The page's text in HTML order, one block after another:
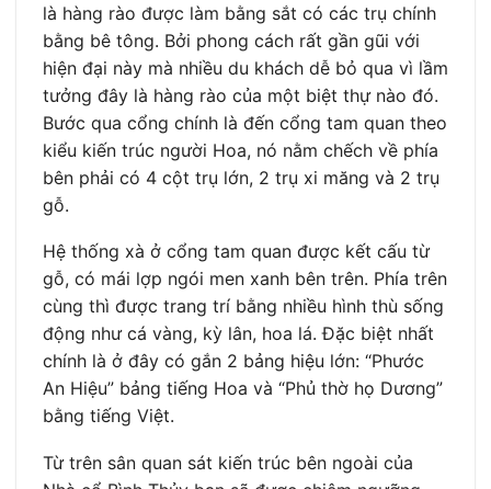
là hàng rào được làm bằng sắt có các trụ chính
bằng bê tông. Bởi phong cách rất gần gũi với
hiện đại này mà nhiều du khách dễ bỏ qua vì lầm
tưởng đây là hàng rào của một biệt thự nào đó.
Bước qua cổng chính là đến cổng tam quan theo
kiểu kiến trúc người Hoa, nó nằm chếch về phía
bên phải có 4 cột trụ lớn, 2 trụ xi măng và 2 trụ
gỗ.
Hệ thống xà ở cổng tam quan được kết cấu từ
gỗ, có mái lợp ngói men xanh bên trên. Phía trên
cùng thì được trang trí bằng nhiều hình thù sống
động như cá vàng, kỳ lân, hoa lá. Đặc biệt nhất
chính là ở đây có gắn 2 bảng hiệu lớn: “Phước
An Hiệu” bảng tiếng Hoa và “Phủ thờ họ Dương”
bằng tiếng Việt.
Từ trên sân quan sát kiến trúc bên ngoài của